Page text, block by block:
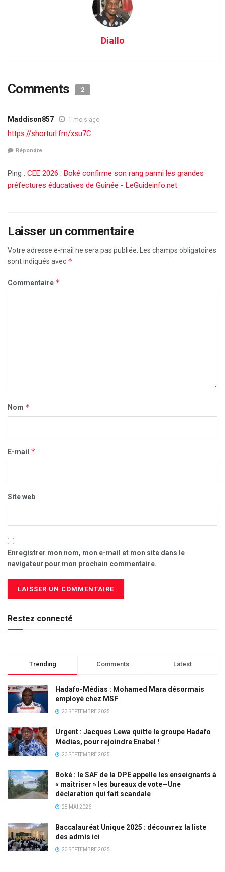
Diallo
Comments 2
Maddison857 1 mois ago
https://shorturl.fm/xsu7C
Répondre
Ping : CEE 2026 : Boké confirme son rang parmi les grandes
préfectures éducatives de Guinée - LeGuideinfo.net
Laisser un commentaire
Votre adresse e-mail ne sera pas publiée.
Les champs obligatoires
sont indiqués avec *
Commentaire *
Nom *
E-mail *
Site web
Enregistrer mon nom, mon e-mail et mon site dans le
navigateur pour mon prochain commentaire.
Restez connecté
Trending Comments Latest
Hadafo-Médias : Mohamed Mara désormais
employé chez MSF
23 SEPTEMBRE 2025
Urgent : Jacques Lewa quitte le groupe Hadafo
Médias, pour rejoindre Enabel !
23 SEPTEMBRE 2025
Boké : le SAF de la DPE appelle les enseignants à
« maîtriser » les bureaux de vote—Une
déclaration qui fait scandale
28 MAI 2026
Baccalauréat Unique 2025 : découvrez la liste
des admis ici
23 SEPTEMBRE 2025